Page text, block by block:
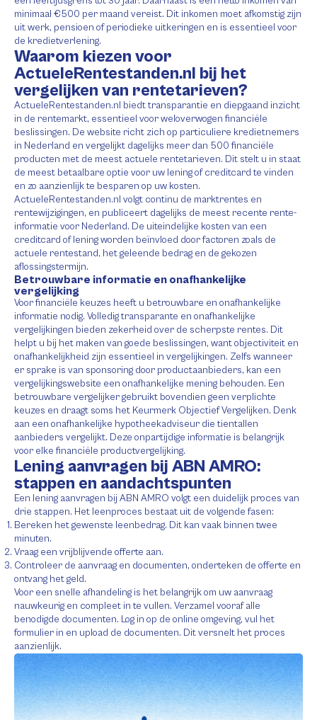
minimaal €500 per maand vereist. Dit inkomen moet afkomstig zijn
uit werk, pensioen of periodieke uitkeringen en is essentieel voor
de kredietverlening.
Waarom kiezen voor
ActueleRentestanden.nl bij het
vergelijken van rentetarieven?
ActueleRentestanden.nl biedt transparantie en diepgaand inzicht
in de rentemarkt, essentieel voor weloverwogen financiële
beslissingen. De website richt zich op particuliere kredietnemers
in Nederland en vergelijkt dagelijks meer dan 500 financiële
producten met de meest actuele rentetarieven. Dit stelt u in staat
de meest betaalbare optie voor uw lening of creditcard te vinden
en zo aanzienlijk te besparen op uw kosten.
ActueleRentestanden.nl volgt continu de marktrentes en
rentewijzigingen, en publiceert dagelijks de meest recente rente-
informatie voor Nederland. De uiteindelijke kosten van een
creditcard of lening worden beïnvloed door factoren zoals de
actuele rentestand, het geleende bedrag en de gekozen
aflossingstermijn.
Betrouwbare informatie en onafhankelijke
vergelijking
Voor financiële keuzes heeft u betrouwbare en onafhankelijke
informatie nodig. Volledig transparante en onafhankelijke
vergelijkingen bieden zekerheid over de scherpste rentes. Dit
helpt u bij het maken van goede beslissingen, want objectiviteit en
onafhankelijkheid zijn essentieel in vergelijkingen. Zelfs wanneer
er sprake is van sponsoring door productaanbieders, kan een
vergelijkingswebsite een onafhankelijke mening behouden. Een
betrouwbare vergelijker gebruikt bovendien geen verplichte
keuzes en draagt soms het Keurmerk Objectief Vergelijken. Denk
aan een onafhankelijke hypotheekadviseur die tientallen
aanbieders vergelijkt. Deze onpartijdige informatie is belangrijk
voor elke financiële productvergelijking.
Lening aanvragen bij ABN AMRO:
stappen en aandachtspunten
Een lening aanvragen bij ABN AMRO volgt een duidelijk proces van
drie stappen. Het leenproces bestaat uit de volgende fasen:
Bereken het gewenste leenbedrag. Dit kan vaak binnen twee
minuten.
Vraag een vrijblijvende offerte aan.
Controleer de aanvraag en documenten, onderteken de offerte en
ontvang het geld.
Voor een snelle afhandeling is het belangrijk om uw aanvraag
nauwkeurig en compleet in te vullen. Verzamel vooraf alle
benodigde documenten. Log in op de online omgeving, vul het
formulier in en upload de documenten. Dit versnelt het proces
aanzienlijk.